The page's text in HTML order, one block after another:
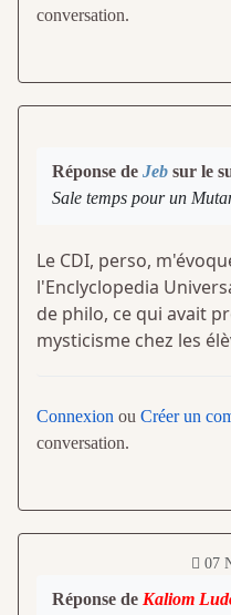
conversation.
Réponse de Jeb sur le
Sale temps pour un
Le CDI, perso,
l'Enclyclopedia
de philo, ce qui avait
mysticisme chez les
Connexion ou Créer un
conversation.
07
Réponse de Kaliom